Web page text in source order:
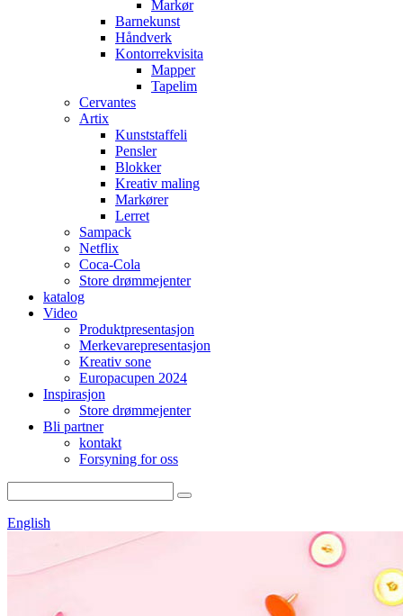
Markør
Barnekunst
Håndverk
Kontorrekvisita
Mapper
Tapelim
Cervantes
Artix
Kunststaffeli
Pensler
Blokker
Kreativ maling
Markører
Lerret
Sampack
Netflix
Coca-Cola
Store drømmejenter
katalog
Video
Produktpresentasjon
Merkevarepresentasjon
Kreativ sone
Europacupen 2024
Inspirasjon
Store drømmejenter
Bli partner
kontakt
Forsyning for oss
English